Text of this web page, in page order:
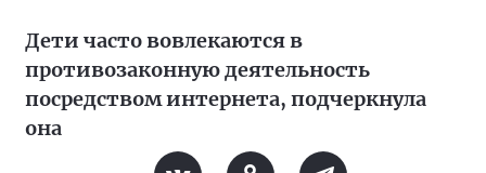
Дети часто вовлекаются в
противозаконную деятельность
посредством интернета, подчеркнула
она